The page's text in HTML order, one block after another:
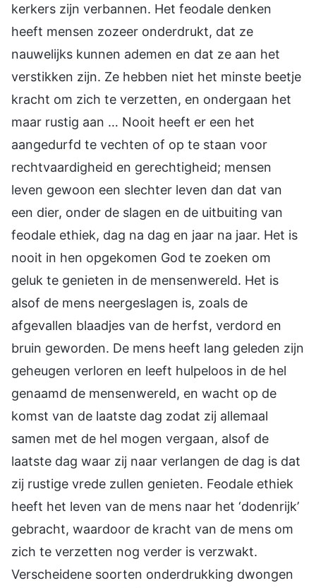
kerkers zijn verbannen. Het feodale denken
heeft mensen zozeer onderdrukt, dat ze
nauwelijks kunnen ademen en dat ze aan het
verstikken zijn. Ze hebben niet het minste beetje
kracht om zich te verzetten, en ondergaan het
maar rustig aan … Nooit heeft er een het
aangedurfd te vechten of op te staan voor
rechtvaardigheid en gerechtigheid; mensen
leven gewoon een slechter leven dan dat van
een dier, onder de slagen en de uitbuiting van
feodale ethiek, dag na dag en jaar na jaar. Het is
nooit in hen opgekomen God te zoeken om
geluk te genieten in de mensenwereld. Het is
alsof de mens neergeslagen is, zoals de
afgevallen blaadjes van de herfst, verdord en
bruin geworden. De mens heeft lang geleden zijn
geheugen verloren en leeft hulpeloos in de hel
genaamd de mensenwereld, en wacht op de
komst van de laatste dag zodat zij allemaal
samen met de hel mogen vergaan, alsof de
laatste dag waar zij naar verlangen de dag is dat
zij rustige vrede zullen genieten. Feodale ethiek
heeft het leven van de mens naar het ‘dodenrijk’
gebracht, waardoor de kracht van de mens om
zich te verzetten nog verder is verzwakt.
Verscheidene soorten onderdrukking dwongen